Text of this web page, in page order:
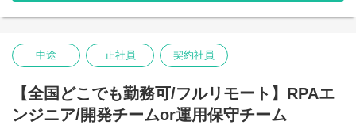
思っておりますのでフルフレックスです。
＜クライアントは大和ハウスグループ全体＞
名の
全てに関わるシステムを担っています。
出資は大和ハウス本体になりますが、売上好調かつDX推進の優先
中途 正社員 契約社員
【全国どこでも勤務可/フルリモート】RPAエ
ンジニア/開発チームor運用保守チーム